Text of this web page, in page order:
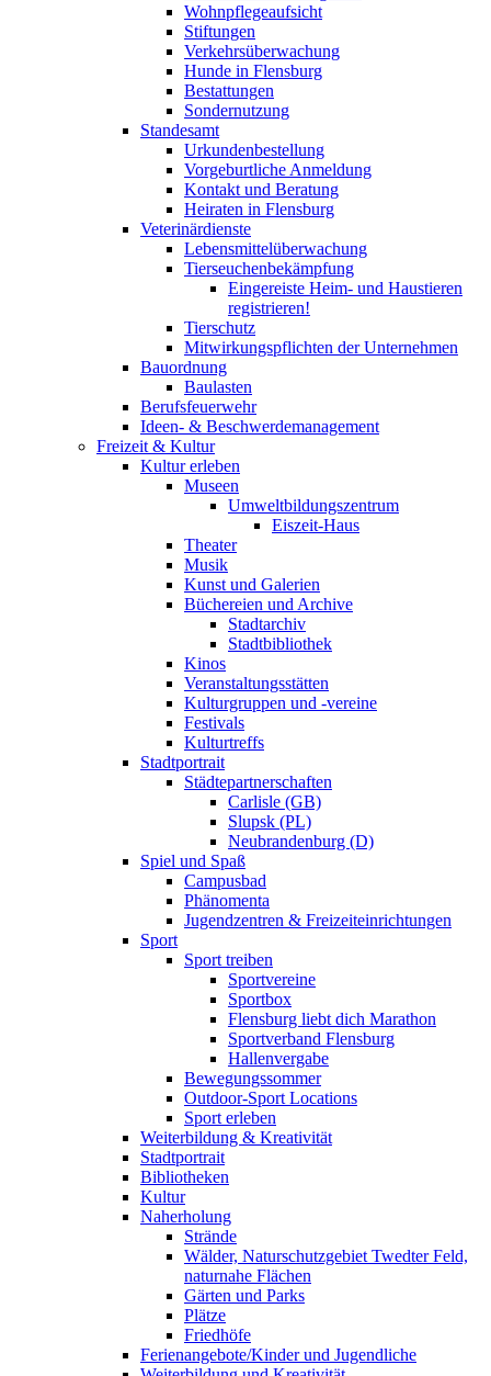
Wohnpflegeaufsicht
Stiftungen
Verkehrsüberwachung
Hunde in Flensburg
Bestattungen
Sondernutzung
Standesamt
Urkundenbestellung
Vorgeburtliche Anmeldung
Kontakt und Beratung
Heiraten in Flensburg
Veterinärdienste
Lebensmittelüberwachung
Tierseuchenbekämpfung
Eingereiste Heim- und Haustieren
registrieren!
Tierschutz
Mitwirkungspflichten der Unternehmen
Bauordnung
Baulasten
Berufsfeuerwehr
Ideen- & Beschwerdemanagement
Freizeit & Kultur
Kultur erleben
Museen
Umweltbildungszentrum
Eiszeit-Haus
Theater
Musik
Kunst und Galerien
Büchereien und Archive
Stadtarchiv
Stadtbibliothek
Kinos
Veranstaltungsstätten
Kulturgruppen und -vereine
Festivals
Kulturtreffs
Stadtportrait
Städtepartnerschaften
Carlisle (GB)
Slupsk (PL)
Neubrandenburg (D)
Spiel und Spaß
Campusbad
Phänomenta
Jugendzentren & Freizeiteinrichtungen
Sport
Sport treiben
Sportvereine
Sportbox
Flensburg liebt dich Marathon
Sportverband Flensburg
Hallenvergabe
Bewegungssommer
Outdoor-Sport Locations
Sport erleben
Weiterbildung & Kreativität
Stadtportrait
Bibliotheken
Kultur
Naherholung
Strände
Wälder, Naturschutzgebiet Twedter Feld,
naturnahe Flächen
Gärten und Parks
Plätze
Friedhöfe
Ferienangebote/Kinder und Jugendliche